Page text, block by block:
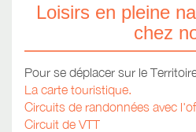
Loisirs en pleine
chez
Pour se déplacer sur le
La carte touristique.
Circuits de randonnées avec
Circuit de VTT